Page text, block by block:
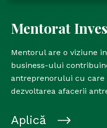
Mentorat
Mentorul are o viziune
business-ului
antreprenorului cu
dezvoltarea afacerii
Aplică